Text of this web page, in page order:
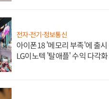
전자·전기·정보통신
아이폰18 '메모리 부족'에 출
LG이노텍 '탈애플' 수익 다각